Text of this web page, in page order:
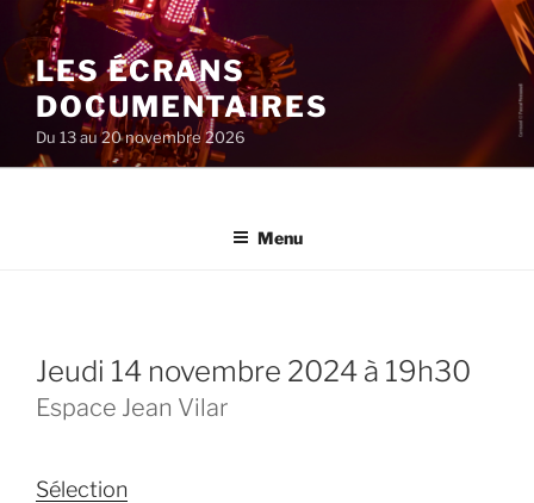
au
contenu
principal
LES ÉCRANS
DOCUMENTAIRES
Du 13 au 20 novembre 2026
Menu
jeudi 14 novembre 2024 à 19h30
Espace Jean Vilar
Sélection